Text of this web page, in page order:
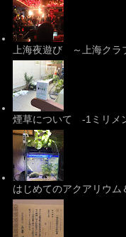
上海夜遊び ～上海クラ
煙草について -1ミリメ
はじめてのアクアリウム